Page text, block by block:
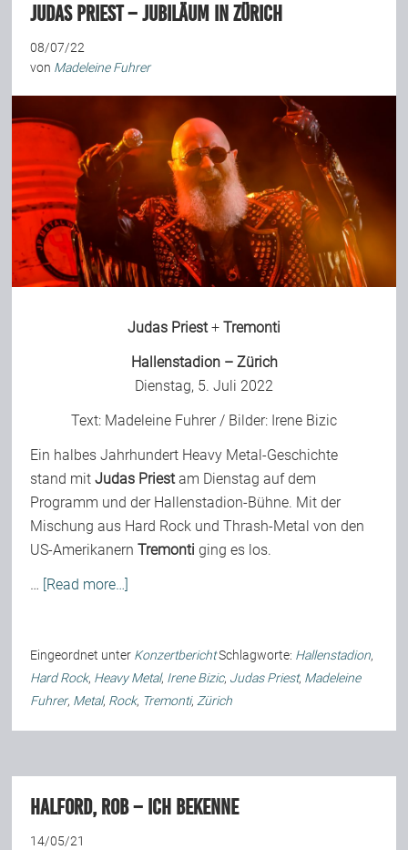
Join Us
Kalender
Playlisten
Judas Priest – Jubiläum in Zürich
08/07/22
von Madeleine Fuhrer
Judas Priest + Tremonti
Hallenstadion – Zürich
Dienstag, 5. Juli 2022
Text: Madeleine Fuhrer/ Bilder: Irene Bizic
Ein halbes Jahrhundert Heavy Metal-Geschichte
stand mitJudas Priestam Dienstag auf dem
Programm und der Hallenstadion-Bühne. Mit der
Mischung aus Hard Rock und Thrash-Metal von den
US-AmerikanernTremonti ging es los.
… [Read more…]
Eingeordnet unter KonzertberichtSchlagworte: Hallenstadion,
Hard Rock, Heavy Metal, Irene Bizic, Judas Priest, Madeleine
Fuhrer, Metal, Rock, Tremonti,Zürich
Halford, Rob – Ich bekenne
14/05/21